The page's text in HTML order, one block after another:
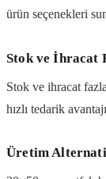
ürün seçenekleri
Stok ve İhracat
Stok ve ihracat
hızlı tedarik
Üretim